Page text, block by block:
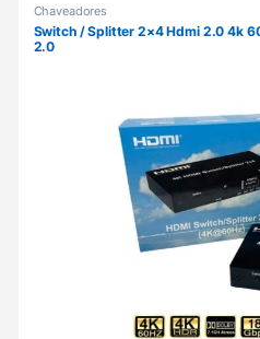
Chaveadores
Switch / Splitter 2×4 Hdmi 2.0 4k
2.0